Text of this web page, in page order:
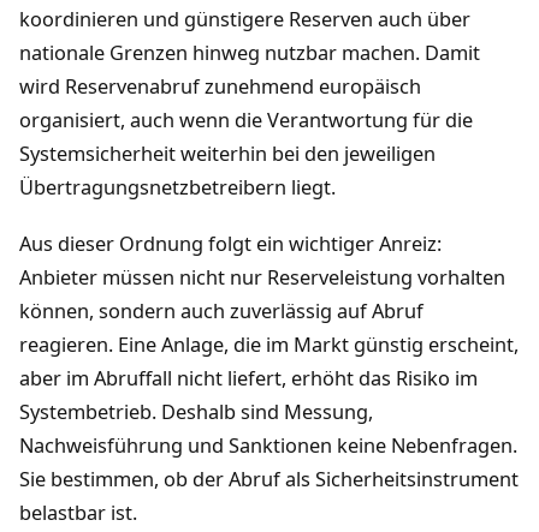
koordinieren und günstigere Reserven auch über
nationale Grenzen hinweg nutzbar machen. Damit
wird Reservenabruf zunehmend europäisch
organisiert, auch wenn die Verantwortung für die
Systemsicherheit weiterhin bei den jeweiligen
Übertragungsnetzbetreibern liegt.
Aus dieser Ordnung folgt ein wichtiger Anreiz:
Anbieter müssen nicht nur Reserveleistung vorhalten
können, sondern auch zuverlässig auf Abruf
reagieren. Eine Anlage, die im Markt günstig erscheint,
aber im Abruffall nicht liefert, erhöht das Risiko im
Systembetrieb. Deshalb sind Messung,
Nachweisführung und Sanktionen keine Nebenfragen.
Sie bestimmen, ob der Abruf als Sicherheitsinstrument
belastbar ist.